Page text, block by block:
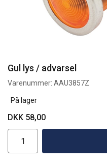
Gul lys / advarsel
Varenummer: AAU3857Z
På lager
DKK 58,00